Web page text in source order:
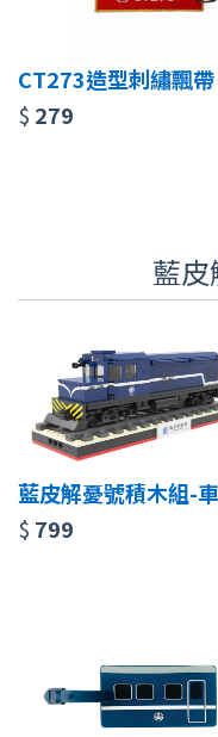
CT273造型刺繡飄帶
$ 279
藍
藍皮解憂號積木組-
$ 799